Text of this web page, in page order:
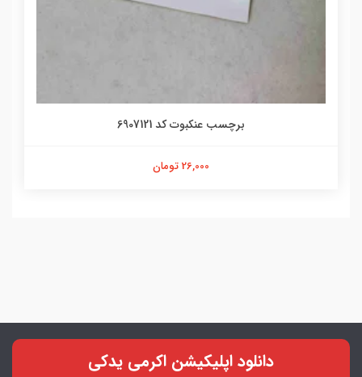
برچسب عنکبوت کد 6907121
26,000 تومان
دانلود اپلیکیشن اکرمی یدکی